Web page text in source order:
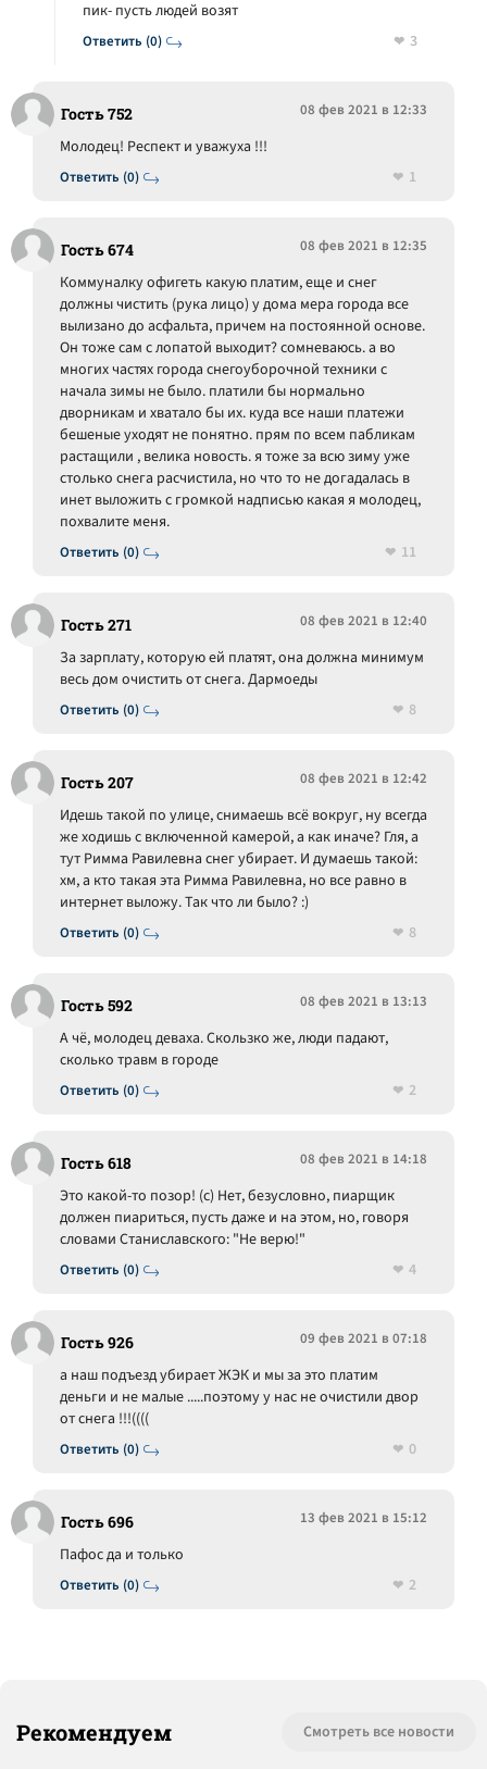
Ответить (0)
пик- пусть людей возят
3
Гость 752 08 фев 2021 в 12:33
Ответить (0)
Молодец! Респект и уважуха !!!
1
Гость 674 08 фев 2021 в 12:35
Ответить (0)
Коммуналку офигеть какую платим, еще и снег
должны чистить (рука лицо) у дома мера города все
вылизано до асфальта, причем на постоянной основе.
Он тоже сам с лопатой выходит? сомневаюсь. а во
многих частях города снегоуборочной техники с
начала зимы не было. платили бы нормально
дворникам и хватало бы их. куда все наши платежи
бешеные уходят не понятно. прям по всем пабликам
растащили , велика новость. я тоже за всю зиму уже
столько снега расчистила, но что то не догадалась в
инет выложить с громкой надписью какая я молодец,
похвалите меня.
11
Гость 271 08 фев 2021 в 12:40
Ответить (0)
За зарплату, которую ей платят, она должна минимум
весь дом очистить от снега. Дармоеды
8
Гость 207 08 фев 2021 в 12:42
Ответить (0)
Идешь такой по улице, снимаешь всё вокруг, ну всегда
же ходишь с включенной камерой, а как иначе? Гля, а
тут Римма Равилевна снег убирает. И думаешь такой:
хм, а кто такая эта Римма Равилевна, но все равно в
интернет выложу. Так что ли было? :)
8
Гость 592 08 фев 2021 в 13:13
Ответить (0)
А чё, молодец деваха. Скользко же, люди падают,
сколько травм в городе
2
Гость 618 08 фев 2021 в 14:18
Ответить (0)
Это какой-то позор! (с) Нет, безусловно, пиарщик
должен пиариться, пусть даже и на этом, но, говоря
словами Станиславского: "Не верю!"
4
Гость 926 09 фев 2021 в 07:18
Ответить (0)
а наш подъезд убирает ЖЭК и мы за это платим
деньги и не малые .....поэтому у нас не очистили двор
от снега !!!((((
0
Гость 696 13 фев 2021 в 15:12
Ответить (0)
Пафос да и только
2
Рекомендуем Смотреть все новости